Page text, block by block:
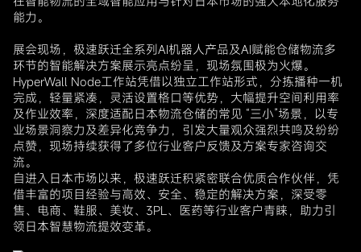
能力。
展会现场，极速跃迁全系列AI机器人产品及AI赋能仓储物流多
环节的智能解决方案展示亮点纷呈，现场氛围极为火爆。
HyperWall Node工作站凭借以独立工作站形式，分拣播种一机
完成，轻量紧凑，灵活设置格口等优势，大幅提升空间利用率
及作业效率，深度适配日本物流仓储的常见 “三小”场景，以专
业场景洞察力及差异化竞争力，引发大量观众强烈共鸣及纷纷
点赞，现场持续获得了多位行业客户反馈及方案专家咨询交
流。
自进入日本市场以来，极速跃迁积紧密联合优质合作伙伴，凭
借丰富的项目经验与高效、安全、稳定的解决方案，深受零
售、电商、鞋服、美妆、3PL、医药等行业客户青睐，助力引
领日本智慧物流提效变革。